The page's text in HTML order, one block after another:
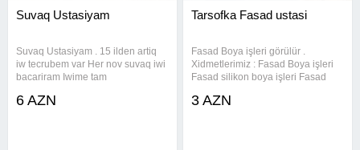
Suvaq Ustasiyam
Suvaq Ustasiyam . 15 ilden artiq
iw tecrubem var Her nov suvaq iwi
bacariram Iwime tam
biler.Nomrenin vatsapida var.
6 AZN
Tarsofka Fasad ustasi
Fasad Boya işleri görülür .
Xidmetlerimiz : Fasad Boya işleri
Fasad silikon boya işleri Fasad
suvaq işleri Fasad isdi aqlay işleri
3 AZN